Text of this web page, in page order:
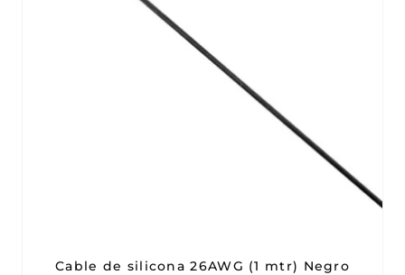
Cable de silicona 26AWG (1 mtr) Negro